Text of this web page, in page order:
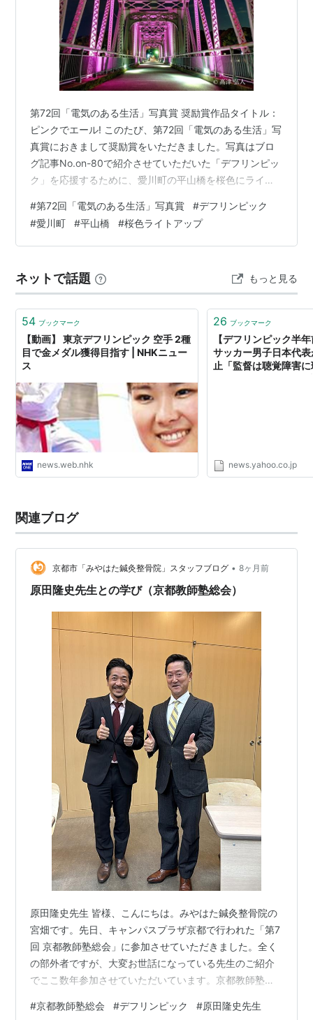
スペシャルオリンピックス
第72回「電気のある生活」写真賞 奨励賞作品タイトル：
ピンクでエール! このたび、第72回「電気のある生活」写
真賞におきまして奨励賞をいただきました。写真はブロ
グ記事No.on-80で紹介させていただいた「デフリンピッ
ク」を応援するために、愛川町の平山橋を桜色にライト
ーーーーーーーーーーーーーーーーー ■2015年12月から
2025年3月まで書いていたブログはこちらです。
https://takatsusozo.blog.jp ■2025年3月から4月まで書
https://takatsuhiroto.blogsp…
#第72回「電気のある生活」写真賞 #デフリンピック
#愛川町 #平山橋 #桜色ライトアップ
ネットで話題 もっと見る
54 ブックマーク
【動画】 東京デフリンピック 空手 2種
目で金メダル獲得目指す | NHKニュー
ス
news.web.nhk
26 ブックマーク
【デフリンピック半
サッカー男子日本代
止「監督は聴覚障害
news.yahoo.co.jp
関連ブログ
京都市「みやはた鍼灸整骨院」スタッフブログ • 8ヶ月前
原田隆史先生との学び（京都教師塾総会）
原田隆史先生 皆様、こんにちは。みやはた鍼灸整骨院の
宮畑です。先日、キャンパスプラザ京都で行われた「第7
回 京都教師塾総会」に参加させていただきました。全く
の部外者ですが、大変お世話になっている先生のご紹介
でここ数年参加させていただいています。京都教師塾主
聴けました。お話は教師の方向けですが、凄く勉強にな
#京都教師塾総会 #デフリンピック #原田隆史先生